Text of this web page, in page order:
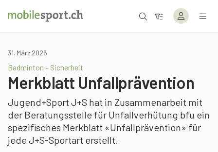
31. März 2026
Badminton – Sicherheit
Merkblatt Unfallprävention
Jugend+Sport J+S hat in Zusammenarbeit mit
der Beratungsstelle für Unfallverhütung bfu ein
spezifisches Merkblatt «Unfallprävention» für
jede J+S-Sportart erstellt.